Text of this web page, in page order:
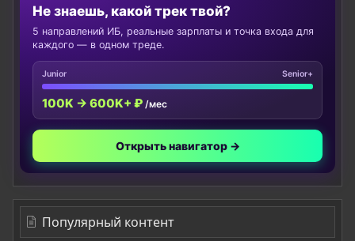
Не знаешь, какой трек твой?
5 направлений ИБ, реальные зарплаты и точка входа для
каждого — в одном треде.
Junior Senior+
100K → 600K+ ₽ /мес
Открыть навигатор →
Популярный контент